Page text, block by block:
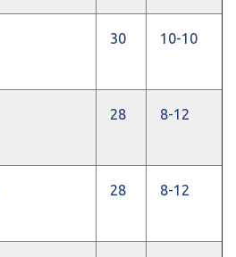
30 10-10
28 8-12
28 8-12